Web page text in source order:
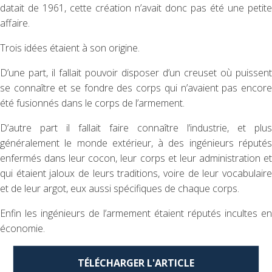
datait de 1961, cette création n’avait donc pas été une petite
affaire.
Trois idées étaient à son origine.
D’une part, il fallait pouvoir disposer d’un creuset où puissent
se connaître et se fondre des corps qui n’avaient pas encore
été fusionnés dans le corps de l’armement.
D’autre part il fallait faire connaître l’industrie, et plus
généralement le monde extérieur, à des ingénieurs réputés
enfermés dans leur cocon, leur corps et leur administration et
qui étaient jaloux de leurs traditions, voire de leur vocabulaire
et de leur argot, eux aussi spécifiques de chaque corps.
Enfin les ingénieurs de l’armement étaient réputés incultes en
économie.
TÉLÉCHARGER L'ARTICLE